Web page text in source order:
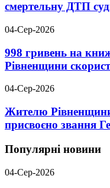
смертельну ДТП
04-Сер-2026
998 гривень на
Рівненщини
04-Сер-2026
Жителю
присвоєно звання
Популярні новини
04-Сер-2026